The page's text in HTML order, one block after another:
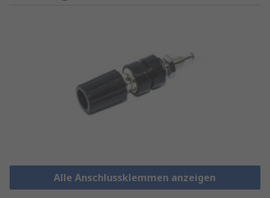
Alle Anschlussklemmen anzeigen